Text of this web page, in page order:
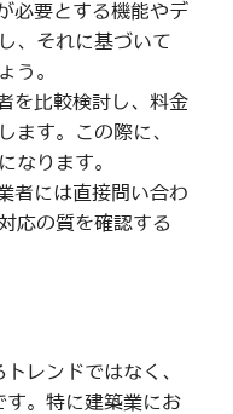
必要とする機能やデ
、それに基づいて
う。
を比較検討し、料金
ます。この際に、
なります。
者には直接問い合わ
応の質を確認する
レンドではなく、
す。特に建築業にお